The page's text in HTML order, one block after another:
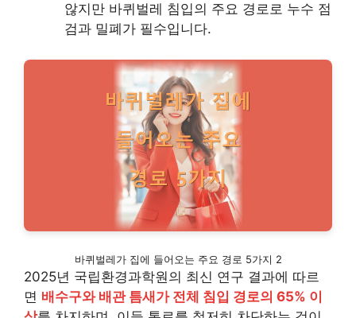
않지만 바퀴벌레 침입의 주요 경로로 누수 점
검과 밀폐가 필수입니다.
바퀴벌레가 집에 들어오는 주요 경로 5가지 2
2025년 국립환경과학원의 최신 연구 결과에 따르
면 배수구와 배관 틈새가 전체 침입 경로의 65% 이